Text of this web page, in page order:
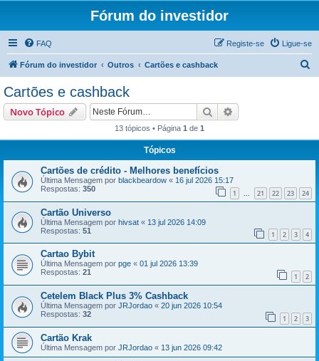
Fórum do investidor
FAQ Ligue-se
Registe-se
Fórum do investidor Outros Cartões e cashback
r
Cartões e cashback
Novo Tópico Pesquisar
13 tópicos • Página 1 de 1
Tópicos
Cartões de crédito - Melhores benefícios
Última Mensagem por blackbeardow « 16 jul 2026 15:17
Respostas: 350 1 ... 21 22 23 24
Cartão Universo
Última Mensagem por hivsat « 13 jul 2026 14:09
Respostas: 51 1 2 3 4
Cartao Bybit
Última Mensagem por pge « 01 jul 2026 13:39
Respostas: 21 1 2
Cetelem Black Plus 3% Cashback
Última Mensagem por JRJordao « 20 jun 2026 10:54
Respostas: 32 1 2 3
Cartão Krak
Última Mensagem por JRJordao « 13 jun 2026 09:42